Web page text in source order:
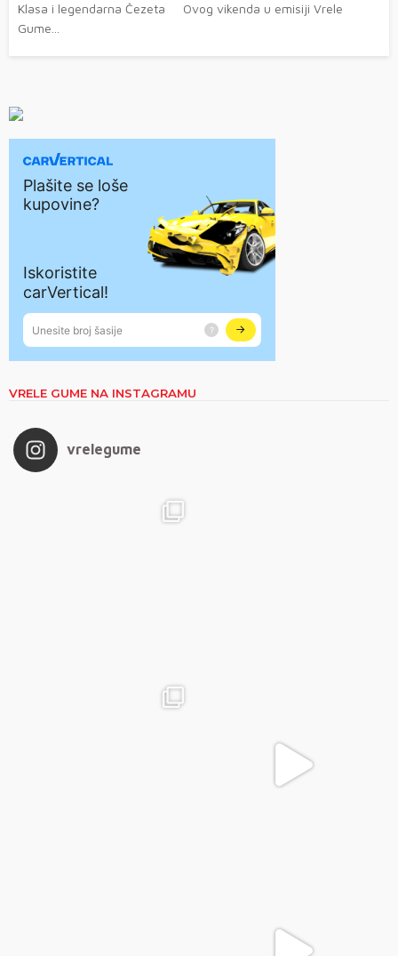
Klasa i legendarna Čezeta Ovog vikenda u emisiji Vrele
Gume...
VRELE GUME NA INSTAGRAMU
vrelegume